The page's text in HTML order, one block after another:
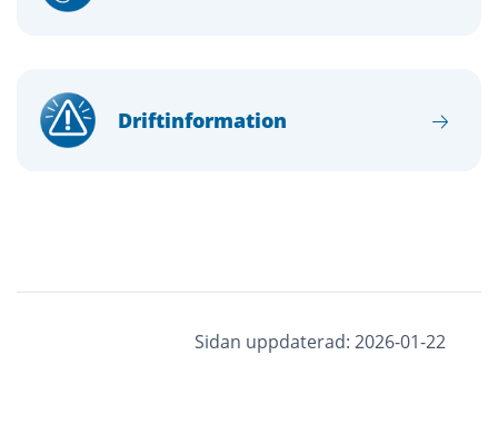
Driftinformation
Sidan uppdaterad: 2026-01-22